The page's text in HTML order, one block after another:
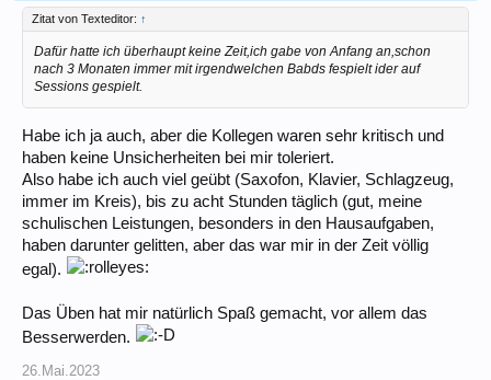
Zitat von Texteditor: ↑
Dafür hatte ich überhaupt keine Zeit,ich gabe von Anfang an,schon
nach 3 Monaten immer mit irgendwelchen Babds fespielt ider auf
Sessions gespielt.
Habe ich ja auch, aber die Kollegen waren sehr kritisch und
haben keine Unsicherheiten bei mir toleriert.
Also habe ich auch viel geübt (Saxofon, Klavier, Schlagzeug,
immer im Kreis), bis zu acht Stunden täglich (gut, meine
schulischen Leistungen, besonders in den Hausaufgaben,
haben darunter gelitten, aber das war mir in der Zeit völlig
egal).
Das Üben hat mir natürlich Spaß gemacht, vor allem das
Besserwerden.
26.Mai.2023